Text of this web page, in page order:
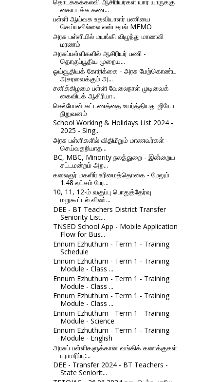
கையடக்க கண...
பள்ளி ஆய்வக உதவியாளர் பணியை
செய்யவில்லை என்பதால் MEMO
அரசு பள்ளியில் மயங்கி விழுந்து மாணவி
மரணம்
அரசுப்பள்ளிகளில் ஆசிரியர் பணி -
தொகுப்பூதிய முறைய...
ஓய்வூதியக் கோரிக்கை - அரசு மேற்கொண்ட
அசரவைக்கும் அ...
சனிக்கிழமை பள்ளி வேலைநாள் முடிவைக்
கைவிடக் ஆசிரியா...
செல்போன் கட்டணத்தை உயர்த்தியது ஜியோ
நிறுவனம்
School Working & Holidays List 2024 -
2025 - Sing...
அரசு பள்ளிகளில் விதிமீறும் மாணவர்கள் -
செய்வதறியாத...
BC, MBC, Minority நலத்துறை - இன்றைய
சட்டமன்றம் அற...
கலைஞர் மகளிர் உரிமைத்தொகை - மேலும்
1.48 லட்சம் பேர...
10, 11, 12-ம் வகுப்பு பொதுத்தேர்வு
மறுகூட்டல் விண்...
DEE - BT Teachers District Transfer
Seniority List...
TNSED School App - Mobile Application
Flow for Bus...
Ennum Ezhuthum - Term 1 - Training
Schedule
Ennum Ezhuthum - Term 1 - Training
Module - Class ...
Ennum Ezhuthum - Term 1 - Training
Module - Class ...
Ennum Ezhuthum - Term 1 - Training
Module - Class ...
Ennum Ezhuthum - Term 1 - Training
Module - Science
Ennum Ezhuthum - Term 1 - Training
Module - English
அரசுப் பள்ளிகளுக்கான வங்கிக் கணக்குகள்
பராமரிப்பு:...
DEE - Transfer 2024 - BT Teachers -
State Seniorit...